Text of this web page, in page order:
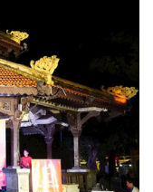
chỉ đáp ứng
dân, chương trình
lòng biết ơn các
của dân tộc.